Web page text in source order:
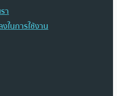
า
ในการใช้งาน